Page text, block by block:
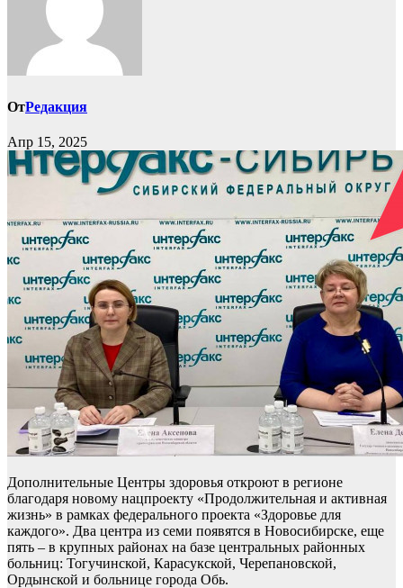
ОтРедакция
Апр 15, 2025
Дополнительные Центры здоровья откроют в регионе
благодаря новому нацпроекту «Продолжительная и активная
жизнь» в рамках федерального проекта «Здоровье для
каждого». Два центра из семи появятся в Новосибирске, еще
пять – в крупных районах на базе центральных районных
больниц: Тогучинской, Карасукской, Черепановской,
Ордынской и больнице города Обь.